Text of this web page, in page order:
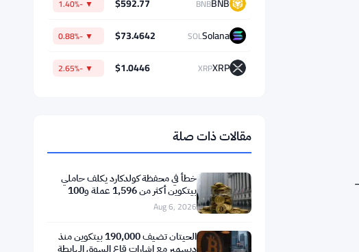
بيانات السوق
BNB
BNB
$592.77
▼ -1.40%
Solana
SOL
$73.4642
▼ -0.88%
XRP
XRP